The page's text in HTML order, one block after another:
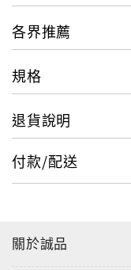
人口流動，教育水
麼？為什麼時代進
世界是這麼的不平
時代。全球共融帶
分配不均、政治腐
爭，21世紀正以各
限。本書從天文學
機，在在提醒：第
各界推薦
規格
退貨說明
付款/配送
關於誠品